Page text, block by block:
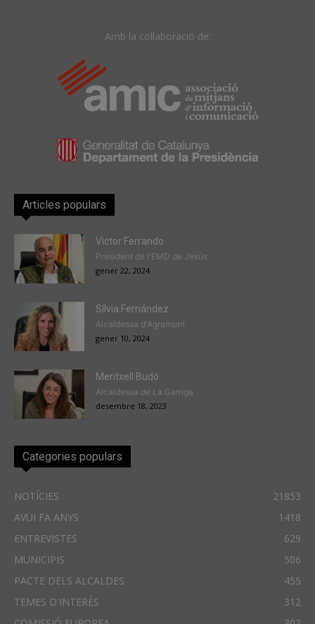
Amb la col·laboració de:
Articles populars
Victor Ferrando
President de l'EMD de Jesús
gener 22, 2024
Sílvia Fernández
Alcaldessa d'Agramunt
gener 10, 2024
Meritxell Budó
Alcaldessa de La Garriga
desembre 18, 2023
Categories populars
NOTÍCIES
21853
AVUI FA ANYS
1418
ENTREVISTES
629
MUNICIPIS
506
PACTE DELS ALCALDES
455
TEMES D'INTERÈS
312